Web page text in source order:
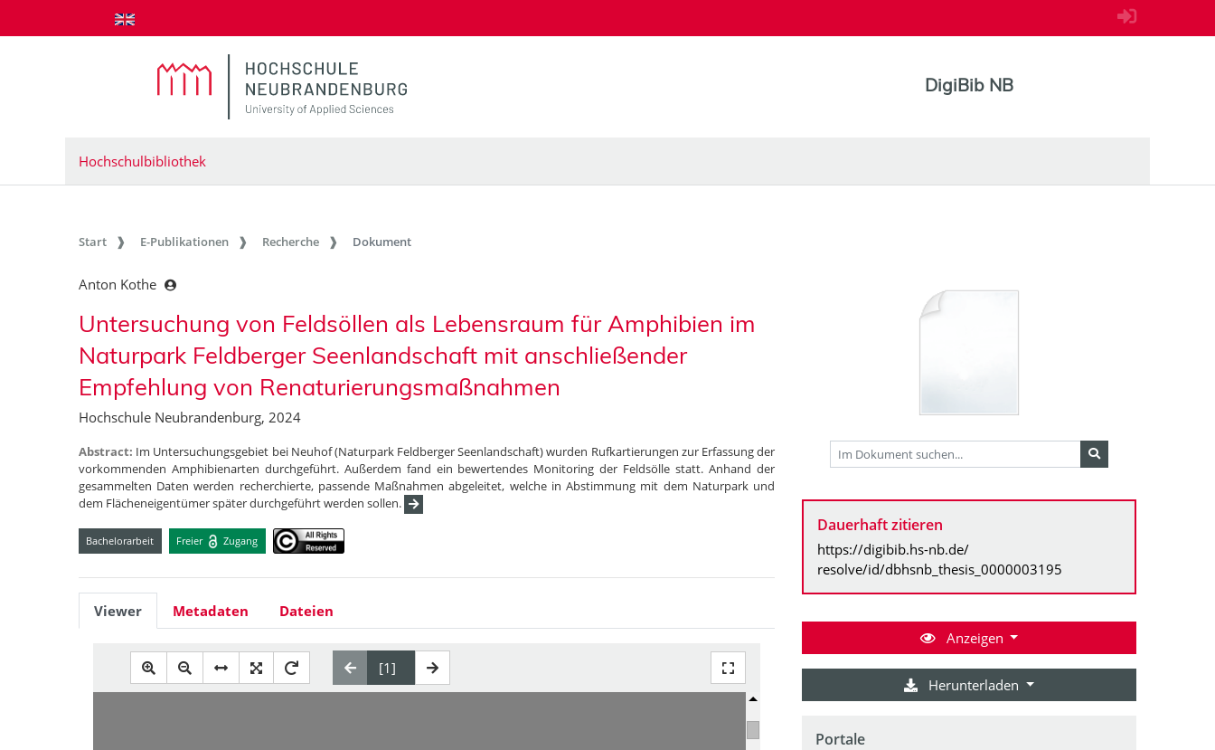
zum Inhalt springen
DigiBib NB
Hochschulbibliothek
Start E-Publikationen Recherche Dokument
Anton Kothe
Untersuchung von Feldsöllen als Lebensraum für Amphibien im
Naturpark Feldberger Seenlandschaft mit anschließender
Empfehlung von Renaturierungsmaßnahmen
Hochschule Neubrandenburg, 2024
Abstract: Im Untersuchungsgebiet bei Neuhof (Naturpark Feldberger Seenlandschaft) wurden Rufkartierungen zur Erfassung der
vorkommenden Amphibienarten durchgeführt. Außerdem fand ein bewertendes Monitoring der Feldsölle statt. Anhand der
gesammelten Daten werden recherchierte, passende Maßnahmen abgeleitet, welche in Abstimmung mit dem Naturpark und
dem Flächeneigentümer später durchgeführt werden sollen.
Bachelorarbeit Freier Zugang
Viewer Metadaten Dateien
Dauerhaft zitieren
https://digibib.hs-nb.de/
resolve/id/dbhsnb_thesis_0000003195
Anzeigen
Herunterladen
Portale